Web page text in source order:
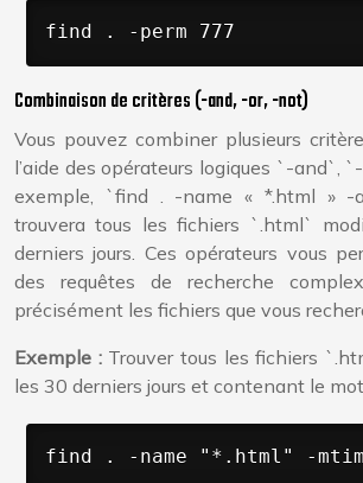
find . -perm 777
Combinaison de critères (-and, -or, -not)
Vous pouvez combiner plusieurs
l’aide des opérateurs logiques `-and`,
exemple, `find . -name « *.html » -
trouvera tous les fichiers `.html`
derniers jours. Ces opérateurs vous
des requêtes de recherche
précisément les fichiers que vous
Exemple : Trouver tous les fichiers
les 30 derniers jours et contenant le
find . -name "*.html" -